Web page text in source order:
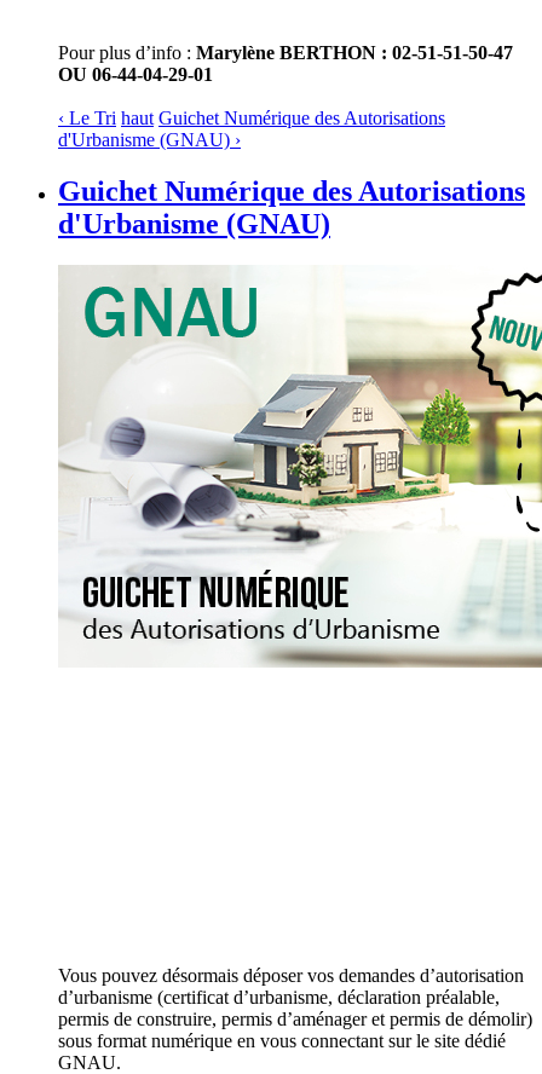
Pour plus d’info : Marylène BERTHON : 02-51-51-50-47
OU 06-44-04-29-01
‹ Le Tri haut Guichet Numérique des Autorisations
d'Urbanisme (GNAU) ›
Guichet Numérique des Autorisations
d'Urbanisme (GNAU)
Vous pouvez désormais déposer vos demandes d’autorisation
d’urbanisme (certificat d’urbanisme, déclaration préalable,
permis de construire, permis d’aménager et permis de démolir)
sous format numérique en vous connectant sur le site dédié
GNAU.